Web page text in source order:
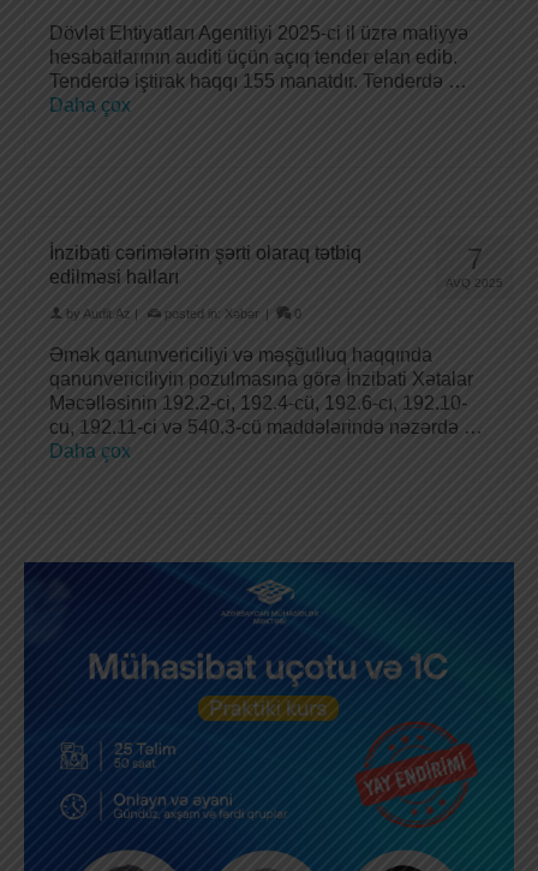
Dövlət Ehtiyatları Agentliyi 2025-ci il üzrə maliyyə
hesabatlarının auditi üçün açıq tender elan edib.
Tenderdə iştirak haqqı 155 manatdır. Tenderdə …
Daha çox
7
AVQ 2025
İnzibati cərimələrin şərti olaraq tətbiq
edilməsi halları
by Audit.Az | posted in: Xəbər | 0
Əmək qanunvericiliyi və məşğulluq haqqında
qanunvericiliyin pozulmasına görə İnzibati Xətalar
Məcəlləsinin 192.2-ci, 192.4-cü, 192.6-cı, 192.10-
cu, 192.11-ci və 540.3-cü maddələrində nəzərdə …
Daha çox